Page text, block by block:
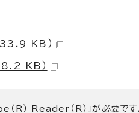
KB）
KB）
R） Reader（R）」が必要で